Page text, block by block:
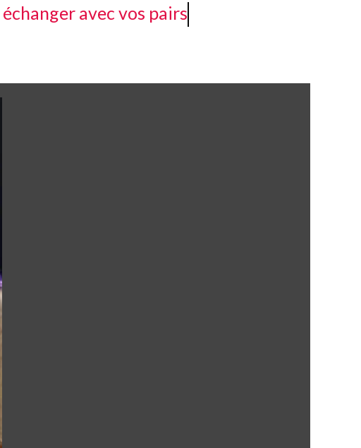
échanger avec vos pairs